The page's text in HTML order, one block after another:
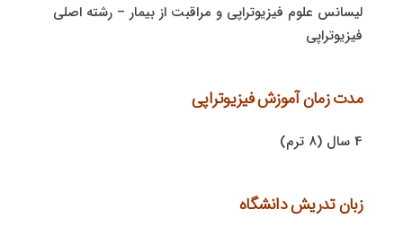
لیسانس علوم فیزیوتراپی و مراقبت از بیمار – رشته اصلی
فیزیوتراپی
مدت زمان آموزش فیزیوتراپی
4 سال (8 ترم)
زبان تدریش دانشگاه